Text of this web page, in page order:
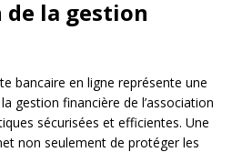
la gestion
bancaire en ligne représente une
gestion financière de l’association
sécurisées et efficientes. Une
non seulement de protéger les